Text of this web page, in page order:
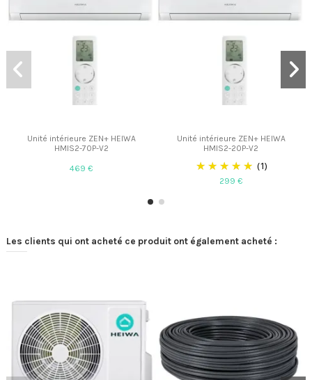
Unité intérieure ZEN+ HEIWA
HMIS2-70P-V2
469 €
Unité intérieure ZEN+ HEIWA
HMIS2-20P-V2
(1)
299 €
Les clients qui ont acheté ce produit ont également acheté :